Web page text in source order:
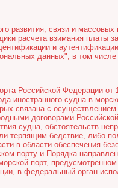
развития, связи и
расчета взимания платы
и
данных", в том числе
Российской Федерации
иностранного судна в
связана с
договорами
судна, обстоятельств
терпящим бедствие, либо
в области обеспечения
порту и Порядка
порт,
в федеральный орган